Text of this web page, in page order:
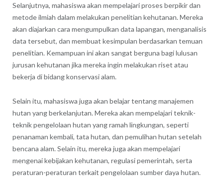
Selanjutnya, mahasiswa akan mempelajari proses berpikir dan
metode ilmiah dalam melakukan penelitian kehutanan. Mereka
akan diajarkan cara mengumpulkan data lapangan, menganalisis
data tersebut, dan membuat kesimpulan berdasarkan temuan
penelitian. Kemampuan ini akan sangat berguna bagi lulusan
jurusan kehutanan jika mereka ingin melakukan riset atau
bekerja di bidang konservasi alam.
Selain itu, mahasiswa juga akan belajar tentang manajemen
hutan yang berkelanjutan. Mereka akan mempelajari teknik-
teknik pengelolaan hutan yang ramah lingkungan, seperti
penanaman kembali, tata hutan, dan pemulihan hutan setelah
bencana alam. Selain itu, mereka juga akan mempelajari
mengenai kebijakan kehutanan, regulasi pemerintah, serta
peraturan-peraturan terkait pengelolaan sumber daya hutan.